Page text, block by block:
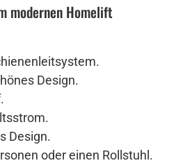
modernen Homelift
Design.
Design.
oder einen Rollstuhl.